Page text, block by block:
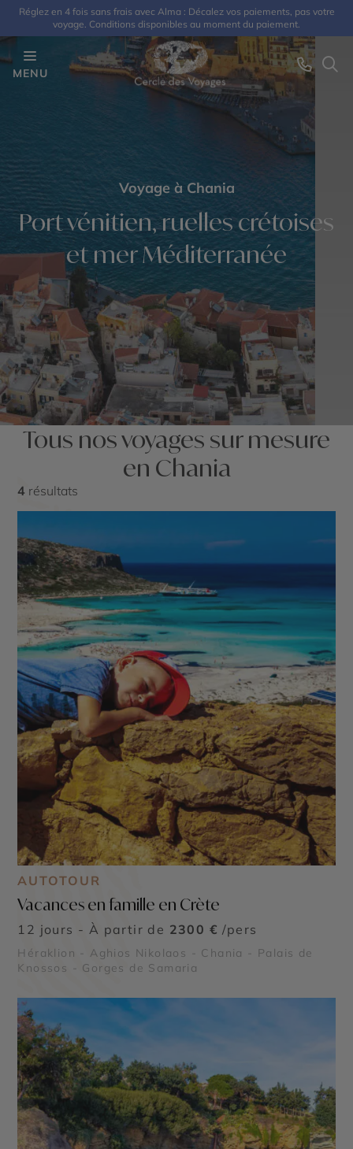
Réglez en 4 fois sans frais avec Alma : Décalez vos paiements, pas votre
voyage. Conditions disponibles au moment du paiement.
MENU
Voyage à Chania
Port vénitien, ruelles crétoises
et mer Méditerranée
Tous nos voyages sur mesure
en Chania
4 résultats
AUTOTOUR
Vacances en famille en Crète
12 jours - À partir de 2300 € /pers
Héraklion - Aghios Nikolaos - Chania - Palais de
Knossos - Gorges de Samaria